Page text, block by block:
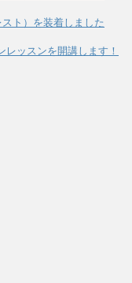
ト）を装着しました
レッスンを開講します！